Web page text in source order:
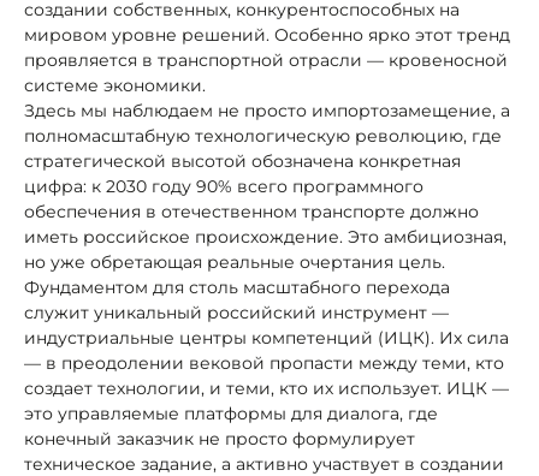
создании собственных, конкурентоспособных на
мировом уровне решений. Особенно ярко этот тренд
проявляется в транспортной отрасли — кровеносной
системе экономики.
Здесь мы наблюдаем не просто импортозамещение, а
полномасштабную технологическую революцию, где
стратегической высотой обозначена конкретная
цифра: к 2030 году 90% всего программного
обеспечения в отечественном транспорте должно
иметь российское происхождение. Это амбициозная,
но уже обретающая реальные очертания цель.
Фундаментом для столь масштабного перехода
служит уникальный российский инструмент —
индустриальные центры компетенций (ИЦК). Их сила
— в преодолении вековой пропасти между теми, кто
создает технологии, и теми, кто их использует. ИЦК —
это управляемые платформы для диалога, где
конечный заказчик не просто формулирует
техническое задание, а активно участвует в создании